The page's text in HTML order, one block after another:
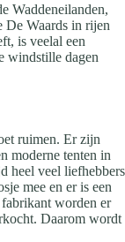
Waddeneilanden,
De Waards in rijen
is veelal een
windstille dagen
ruimen. Er zijn
moderne tenten in
heel veel liefhebbers
mee en er is een
worden er
Daarom wordt